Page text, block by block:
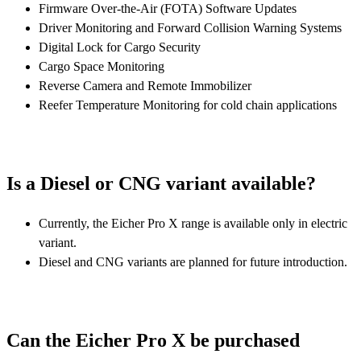
Firmware Over-the-Air (FOTA) Software Updates
Driver Monitoring and Forward Collision Warning Systems
Digital Lock for Cargo Security
Cargo Space Monitoring
Reverse Camera and Remote Immobilizer
Reefer Temperature Monitoring for cold chain applications
Is a Diesel or CNG variant available?
Currently, the Eicher Pro X range is available only in electric
variant.
Diesel and CNG variants are planned for future introduction.
Can the Eicher Pro X be purchased